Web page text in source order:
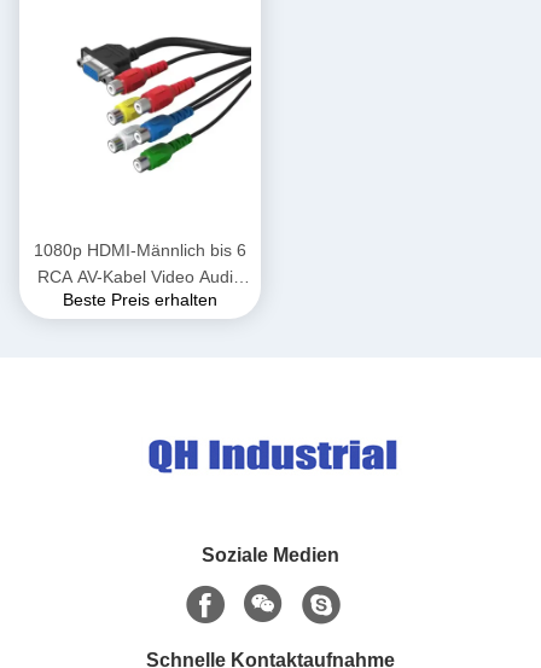
1080p HDMI-Männlich bis 6
RCA AV-Kabel Video Audio
für HDMI HDTV VGA AV-
Beste Preis erhalten
Soziale Medien
Schnelle Kontaktaufnahme